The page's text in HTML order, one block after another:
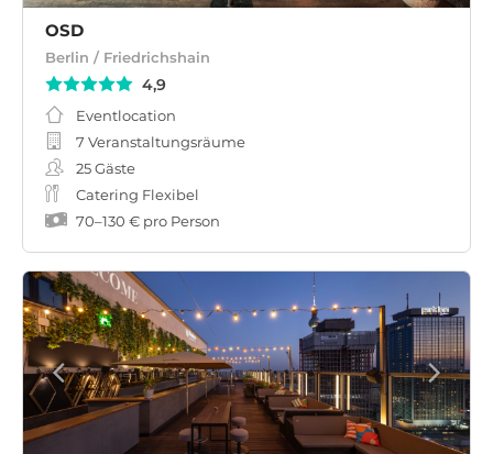
OSD
Berlin / Friedrichshain
4,9
Eventlocation
7 Veranstaltungsräume
25Gäste
Catering Flexibel
70–130 € pro Person